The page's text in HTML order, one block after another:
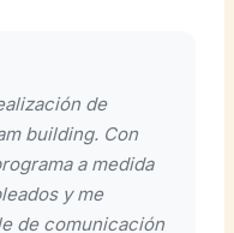
de
building. Con
a medida
y me
de comunicación